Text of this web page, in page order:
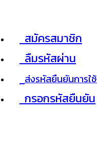
สมัครสมาชิก
ลืมรหัสผ่าน
ส่งรหัสยืนยันการใ
กรอกรหัสยืนยัน